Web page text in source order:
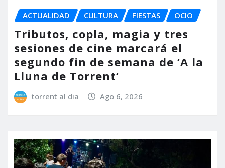
ACTUALIDAD CULTURA FIESTAS OCIO
Tributos, copla, magia y tres
sesiones de cine marcará el
segundo fin de semana de ‘A la
Lluna de Torrent’
torrent al dia Ago 6, 2026